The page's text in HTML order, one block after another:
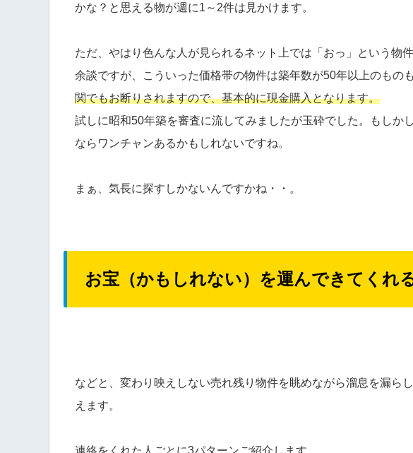
かな？と思える物が週に1～2件は見かけます。
ただ、やはり色んな人が見られるネット上では「おっ」という物
余談ですが、こういった価格帯の物件は築年数が50年以上のものも
関でもお断りされますので、基本的に現金購入となります。
試しに昭和50年築を審査に流してみましたが玉砕でした。もしか
ならワンチャンあるかもしれないですね。
まぁ、気長に探すしかないんですかね・・。
お宝（かもしれない）を運んできてくれ
などと、変わり映えしない売れ残り物件を眺めながら溜息を漏ら
えます。